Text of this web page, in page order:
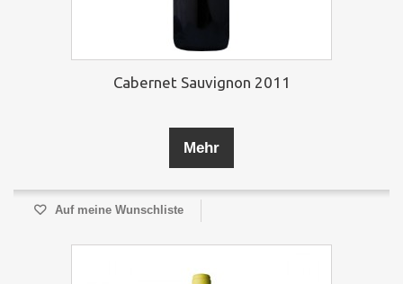
Cabernet Sauvignon 2011
Mehr
Auf meine Wunschliste